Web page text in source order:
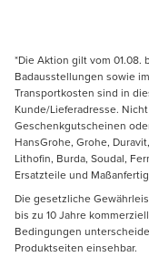
*Die Aktion gilt vom 01.08.
Badausstellungen sowie
Transportkosten sind in
Kunde/Lieferadresse.
Geschenkgutscheinen
HansGrohe, Grohe,
Lithofin, Burda, Soudal,
Ersatzteile und
Die gesetzliche
bis zu 10 Jahre
Bedingungen
Produktseiten einsehbar.